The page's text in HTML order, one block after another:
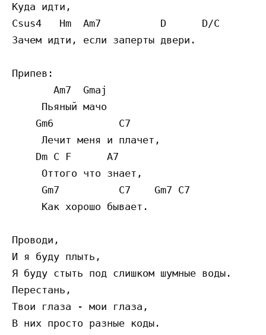
Куда идти,
Csus4   Hm  Am7          D      D/C
Зачем идти, если заперты двери.
Припев:
       Am7  Gmaj
     Пьяный мачо
    Gm6           C7
     Лечит меня и плачет,
    Dm C F      A7
     Оттого что знает,
     Gm7          C7    Gm7 C7
     Как хорошо бывает.
Проводи,
И я буду плыть,
Я буду стыть под слишком шумные воды.
Перестань,
Твои глаза - мои глаза,
В них просто разные коды.